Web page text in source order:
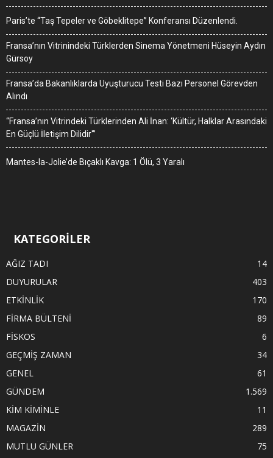
Paris’te “Taş Tepeler ve Göbeklitepe” Konferansı Düzenlendi.
Fransa’nın Vitrinindeki Türklerden Sinema Yönetmeni Hüseyin Aydın
Gürsoy
Fransa’da Bakanlıklarda Uyuşturucu Testi Bazı Personel Görevden
Alındı
“Fransa’nın Vitrindeki Türklerinden Ali İnan: ‘Kültür, Halklar Arasındaki
En Güçlü İletişim Dilidir'”
Mantes-la-Jolie’de Bıçaklı Kavga: 1 Ölü, 3 Yaralı
KATEGORİLER
AĞIZ TADI
14
DUYURULAR
403
ETKİNLİK
170
FİRMA BÜLTENİ
89
FİSKOS
6
GEÇMİŞ ZAMAN
34
GENEL
61
GÜNDEM
1.569
KİM KİMİNLE
11
MAGAZİN
289
MUTLU GÜNLER
75